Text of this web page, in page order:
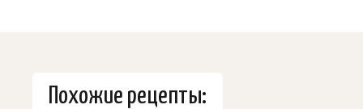
Похожие рецепты: